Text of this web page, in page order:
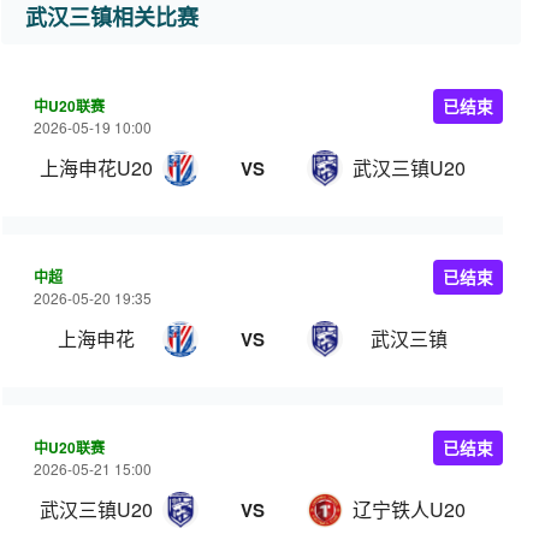
武汉三镇相关比赛
中U20联赛
2026-05-19 10:00
上海申花U20 VS 武汉三镇U20
已结束
中超
2026-05-20 19:35
上海申花 VS 武汉三镇
已结束
中U20联赛
2026-05-21 15:00
武汉三镇U20 VS 辽宁铁人U20
已结束